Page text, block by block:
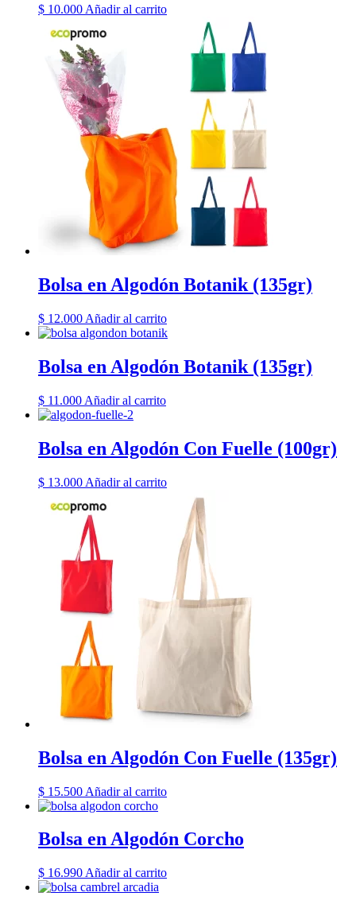
$ 10.000 Añadir al carrito
Bolsa en Algodón Botanik (135gr)
$ 12.000 Añadir al carrito
Bolsa en Algodón Botanik (135gr)
$ 11.000 Añadir al carrito
Bolsa en Algodón Con Fuelle (100gr)
$ 13.000 Añadir al carrito
Bolsa en Algodón Con Fuelle (135gr)
$ 15.500 Añadir al carrito
Bolsa en Algodón Corcho
$ 16.990 Añadir al carrito